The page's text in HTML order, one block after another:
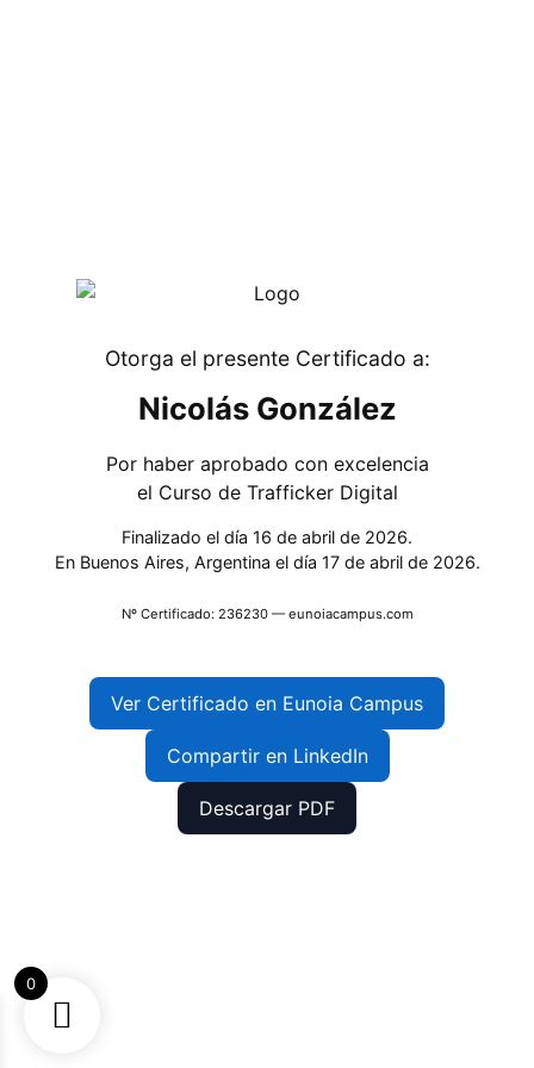
Otorga el presente Certificado a:
Nicolás González
Por haber aprobado con excelencia
el Curso de Trafficker Digital
Finalizado el día 16 de abril de 2026.
En Buenos Aires, Argentina el día 17 de abril de 2026.
Nº Certificado: 236230 — eunoiacampus.com
Ver Certificado en Eunoia Campus
Compartir en LinkedIn
Descargar PDF
0